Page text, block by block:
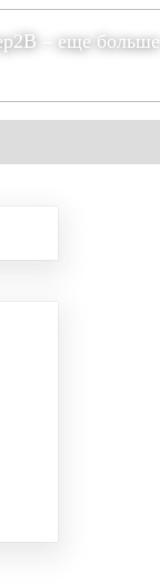
– еще больше